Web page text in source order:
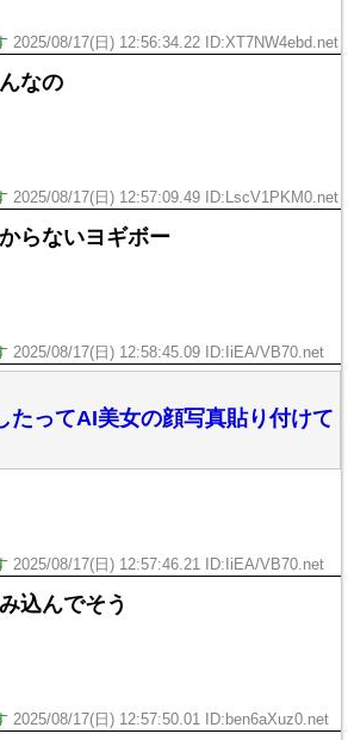
2025/08/17(日) 12:56:34.22 ID:XT7NW4ebd.net
なの
2025/08/17(日) 12:57:09.49 ID:LscV1PKM0.net
らないヨギボー
2025/08/17(日) 12:58:45.09 ID:IiEA/VB70.net
たってAI美女の顔写真貼り付けて
2025/08/17(日) 12:57:46.21 ID:IiEA/VB70.net
込んでそう
2025/08/17(日) 12:57:50.01 ID:ben6aXuz0.net